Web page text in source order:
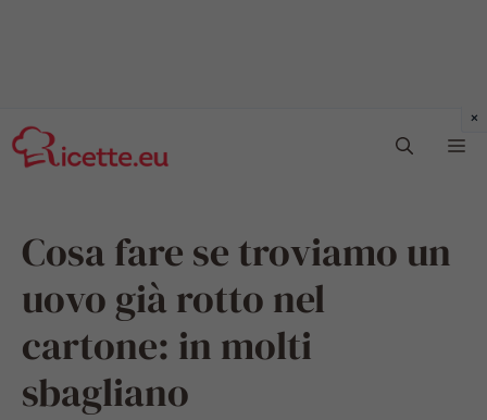
al
contenuto
Cosa fare se troviamo un
uovo già rotto nel
cartone: in molti
sbagliano